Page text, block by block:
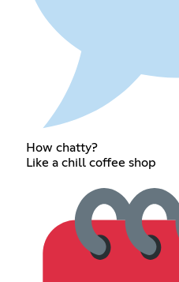
How chatty?
Like a chill coffee shop